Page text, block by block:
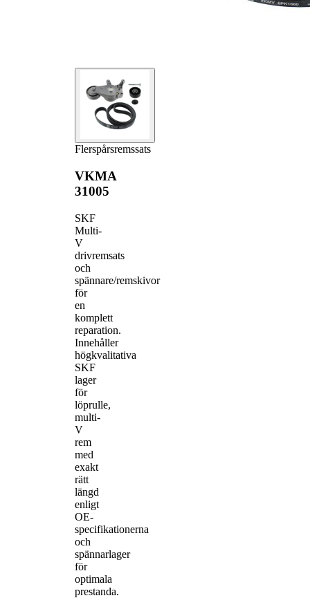
Flerspårsremssats
VKMA
31005
SKF
Multi-
V
drivremsats
och
spännare/remskivor
för
en
komplett
reparation.
Innehåller
högkvalitativa
SKF
lager
för
löprulle,
multi-
V
rem
med
exakt
rätt
längd
enligt
OE-
specifikationerna
och
spännarlager
för
optimala
prestanda.